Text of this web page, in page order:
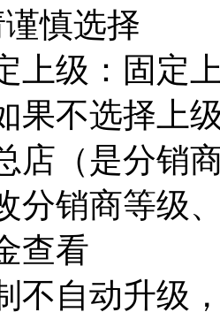
慎选择
上级： 固定
果不选择上
店（是分销
分销商等级
查看
不自动升级